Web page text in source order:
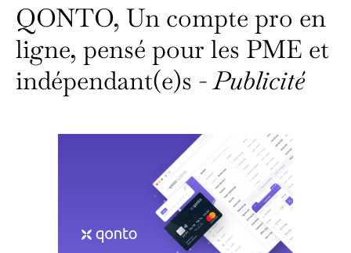
QONTO, Un compte pro en
ligne, pensé pour les PME et
indépendant(e)s -Publicité